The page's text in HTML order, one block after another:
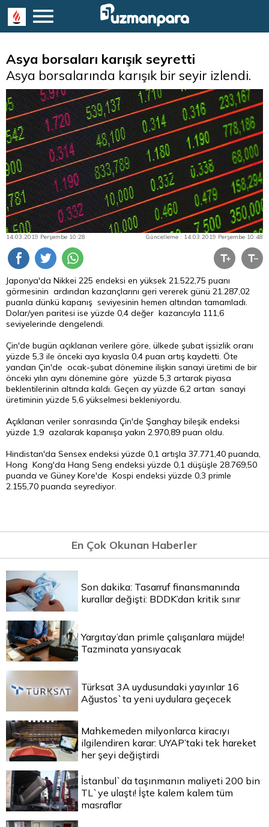
Asya borsaları karışık seyretti
Asya borsalarında karışık bir seyir izlendi.
14.03.2019 Perşembe 10:28 Güncelleme : 14.03.2019 Perşembe 10:48
Japonya'da Nikkei 225 endeksi en yüksek 21.522,75 puanı
görmesinin ardından kazançlarını geri vererek günü 21.287,02
puanla dünkü kapanış seviyesinin hemen altından tamamladı.
Dolar/yen paritesi ise yüzde 0,4 değer kazancıyla 111,6
seviyelerinde dengelendi.
Çin'de bugün açıklanan verilere göre, ülkede şubat işsizlik oranı
yüzde 5,3 ile önceki aya kıyasla 0,4 puan artış kaydetti. Öte
yandan Çin'de ocak-şubat dönemine ilişkin sanayi üretimi de bir
önceki yılın aynı dönemine göre yüzde 5,3 artarak piyasa
beklentilerinin altında kaldı. Geçen ay yüzde 6,2 artan sanayi
üretiminin yüzde 5,6 yükselmesi bekleniyordu.
Açıklanan veriler sonrasında Çin'de Şanghay bileşik endeksi
yüzde 1,9 azalarak kapanışa yakın 2.970,89 puan oldu.
Hindistan'da Sensex endeksi yüzde 0,1 artışla 37.771,40 puanda,
Hong Kong'da Hang Seng endeksi yüzde 0,1 düşüşle 28.769,50
puanda ve Güney Kore'de Kospi endeksi yüzde 0,3 primle
2.155,70 puanda seyrediyor.
En Çok Okunan Haberler
Son dakika: Tasarruf finansmanında
kurallar değişti: BDDK’dan kritik sınır
Yargıtay’dan primle çalışanlara müjde!
Tazminata yansıyacak
Türksat 3A uydusundaki yayınlar 16
Ağustos`ta yeni uydulara geçecek
Mahkemeden milyonlarca kiracıyı
ilgilendiren karar: UYAP’taki tek hareket
her şeyi değiştirdi
İstanbul`da taşınmanın maliyeti 200 bin
TL`ye ulaştı! İşte kalem kalem tüm
masraflar